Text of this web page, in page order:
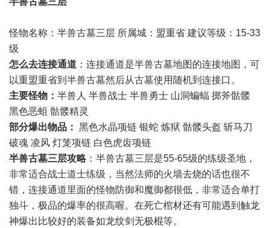
怪物名称：半兽古墓三层 所属城：盟重省 建议等级：15-33
级
怎么去连接通道 ：连接通道是半兽古墓地图的连接地图，可
以重盟重省到半兽古墓然后从古墓使用随机到连接口。
主要怪物： 半兽人 半兽战士 半兽勇士 山洞蝙蝠 掷斧骷髅
黑色恶蛆 骷髅精灵
部分爆出物品： 黑色水晶项链 银蛇 炼狱 骷髅头盔 斩马刀
破魂 凌风 灯笼项链 白色虎齿项链
半兽古墓三层攻略：半兽古墓三层是55-65级的练级圣地，
非常适合战士道士练级，当然法师的火墙去烧的话也很不
错，连接通道里面的怪物防御和魔御都很低，非常适合单打
独斗，极品的爆率的很高喔。在死亡棺材还有可能遇到触龙
神爆出比较好的装备如龙纹剑无极棍等。